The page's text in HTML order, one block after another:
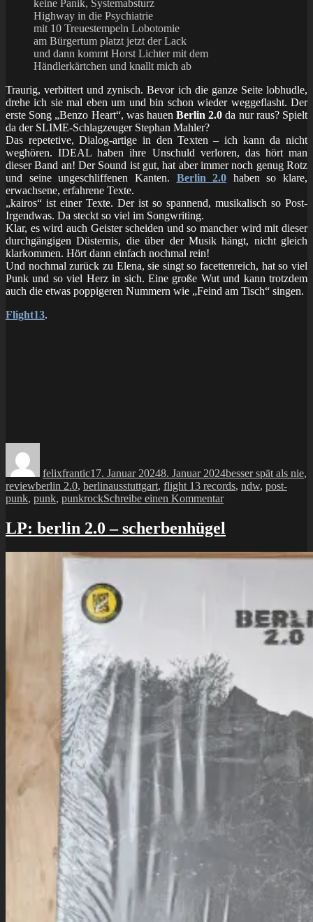
keine Panik, Systemabsturz
Highway in die Psychiatrie
mit 10 Treuestempeln Lobotomie
am Bürgertum platzt jetzt der Lack
und dann kommt Horst Lichter mit dem
Händlerkärtchen und knallt mich ab
Traurig, verbittert und zynisch. Bevor ich die ganze Seite lobhudle,
drehe ich sie mal eben um und bin schon wieder weggeflasht. Der
erste Song „Benzo Heart“, was hauenBerlin 2.0 da nur raus? Spielt
da der SLIME-Schlagzeuger Stephan Mahler?
Das repetetive, Dialog-artige in den Texten – ich kann da nicht
weghören. IDEAL haben ihre Unschuld verloren, das hört man
dieser Band an! Der Sound ist gut, hat aber immer noch genug Rotz
und seine ungeschliffenen Kanten. Berlin 2.0 haben so klare,
erwachsene, erfahrene Texte.
„kairos“ ist einer Texte. Der ist so spannend, musikalisch so Post-
Irgendwas. Da steckt so viel im Songwriting.
Klar, es wird auch Geister scheiden und so mancher wird mit dieser
durchgängigen Düsternis, die über der Musik hängt, nicht gleich
klarkommen. Hört dann einfach nochmal rein!
Und nochmal zurück zu Elena, sie singt so facettenreich, hat so viel
Punk und so viel Herz in sich. Eine große Wut und kann trotzdem
auch die etwas poppigeren Nummern wie „Feind am Tisch“ singen.
Flight13.
felixfrantic17. Januar 20248. Januar 2024besser spät als nie,
reviewSchlagwörter
berlin 2.0, berlinausstuttgart, flight 13 records, ndw, post-
punk, punk, punkrockSchreibe einen Kommentarzu
berlin
2.0
scherbenhügel
LP: berlin 2.0 – scherbenhügel